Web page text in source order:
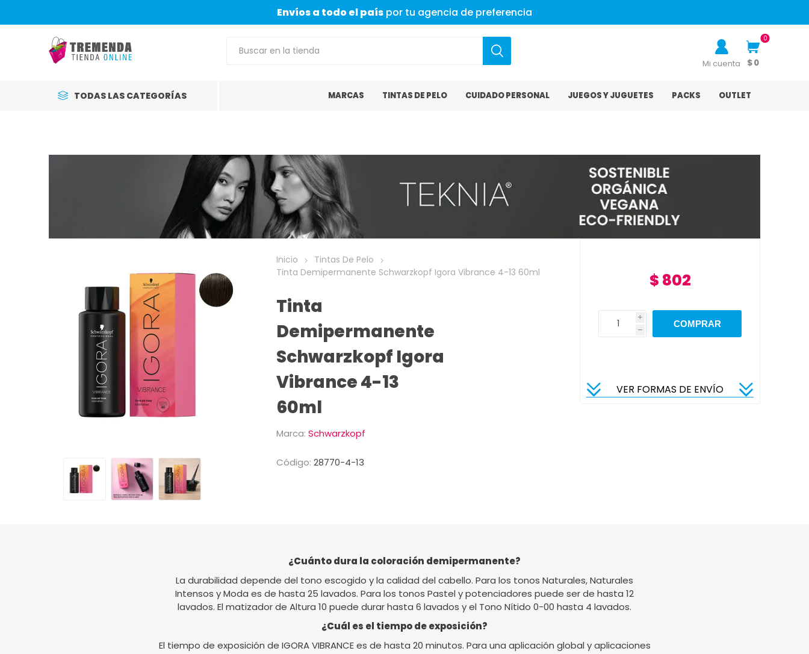
Envíos a todo el país por tu agencia de preferencia
Mi cuenta
0
$ 0
TODAS LAS CATEGORÍAS MARCAS TINTAS DE PELO CUIDADO PERSONAL JUEGOS Y JUGUETES PACKS OUTLET
Inicio
Tintas De Pelo
Tinta Demipermanente Schwarzkopf Igora Vibrance 4-13 60ml
Tinta
Demipermanente
Schwarzkopf Igora
Vibrance 4-13
60ml
Marca: Schwarzkopf
Código: 28770-4-13
$ 802
i
h
VER FORMAS DE ENVÍO
¿Cuánto dura la coloración demipermanente?
La durabilidad depende del tono escogido y la calidad del cabello. Para los tonos Naturales, Naturales
Intensos y Moda es de hasta 25 lavados. Para los tonos Pastel y potenciadores puede ser de hasta 12
lavados. El matizador de Altura 10 puede durar hasta 6 lavados y el Tono Nítido 0-00 hasta 4 lavados.
¿Cuál es el tiempo de exposición?
El tiempo de exposición de IGORA VIBRANCE es de hasta 20 minutos. Para una aplicación global y aplicaciones